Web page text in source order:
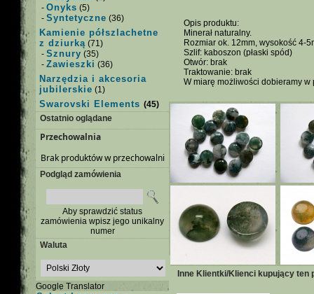
- Onyks (5)
- Syntetyczne (36)
Kamienie półszlachetne
z dziurką (71)
- Sznury (35)
- Zawieszki (36)
Narzędzia i akcesoria
jubilerskie (1)
Swarovski Elements (45)
Ostatnio oglądane
Przechowalnia
Brak produktów w przechowalni
Podgląd zamówienia
Aby sprawdzić status
zamówienia wpisz jego unikalny
numer
Waluta
Google Translator
Opis produktu:
Minerał naturalny.
Rozmiar ok. 12mm, wysokość 4-
Szlif: kaboszon (płaski spód)
Otwór: brak
Traktowanie: brak
W miarę możliwości dobieramy
Inne Klientki/Klienci kupujący ten